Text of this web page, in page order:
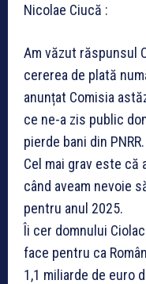
Nicolae Ciucă :
Am văzut răspunsul
cererea de plată
anunțat Comisia
ce ne-a zis public
pierde bani din PNRR.
Cel mai grav este
când aveam nevoie
pentru anul 2025.
Îi cer domnului
face pentru ca
1,1 miliarde de euro